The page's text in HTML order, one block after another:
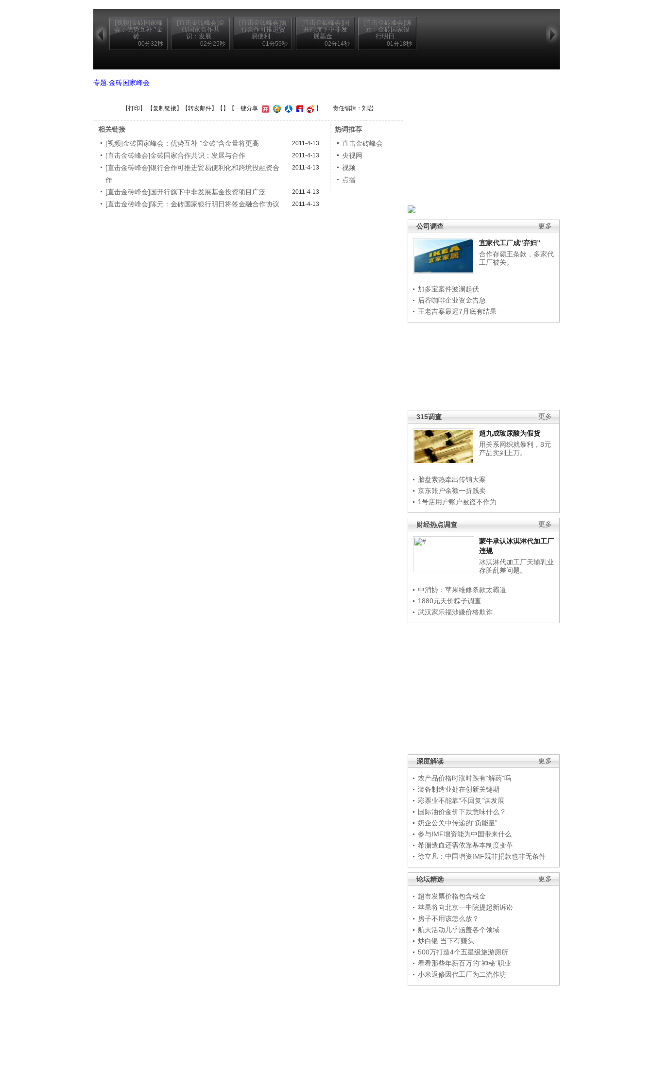
[视频]金砖国家峰
会：优势互补 ”金
砖...
00分32秒
[直击金砖峰会]金
砖国家合作共
识：发展...
02分25秒
[直击金砖峰会]银
行合作可推进贸
易便利...
01分59秒
[直击金砖峰会]国
开行旗下中非发
展基金...
02分14秒
[直击金砖峰会]陈
元：金砖国家银
行明日...
01分18秒
更多
公司调查
宜家代工厂成“弃妇”
合作存霸王条款，多家代
工厂被关。
加多宝案件波澜起伏
后谷咖啡企业资金告急
王老吉案最迟7月底有结果
更多
315调查
超九成玻尿酸为假货
用关系网织就暴利，8元
产品卖到上万。
胎盘素热牵出传销大案
京东账户余额一折贱卖
1号店用户账户被盗不作为
更多
财经热点调查
蒙牛承认冰淇淋代加工厂
违规
冰淇淋代加工厂天辅乳业
存脏乱差问题。
中消协：苹果维修条款太霸道
1880元天价粽子调查
武汉家乐福涉嫌价格欺诈
更多
深度解读
农产品价格时涨时跌有“解药”吗
装备制造业处在创新关键期
彩票业不能靠“不回复”谋发展
国际油价金价下跌意味什么？
奶企公关中传递的“负能量”
参与IMF增资能为中国带来什么
希腊造血还需依靠基本制度变革
徐立凡：中国增资IMF既非捐款也非无条件
更多
论坛精选
超市发票价格包含税金
苹果将向北京一中院提起新诉讼
房子不用该怎么放？
航天活动几乎涵盖各个领域
炒白银 当下有赚头
500万打造4个五星级旅游厕所
看看那些年薪百万的“神秘”职业
小米返修因代工厂为二流作坊
专题:金砖国家峰会
【打印 】 【复制链接】【转发邮件】【 】 【一键分享 】 责任编辑：刘岩
相关链接
[视频]金砖国家峰会：优势互补 ”金砖“含金量将更高
2011-4-13
[直击金砖峰会]金砖国家合作共识：发展与合作 2011-4-13
[直击金砖峰会]银行合作可推进贸易便利化和跨境投融资合
作
2011-4-13
[直击金砖峰会]国开行旗下中非发展基金投资项目广泛 2011-4-13
[直击金砖峰会]陈元：金砖国家银行明日将签金融合作协议 2011-4-13
热词推荐
直击金砖峰会
央视网
视频
点播